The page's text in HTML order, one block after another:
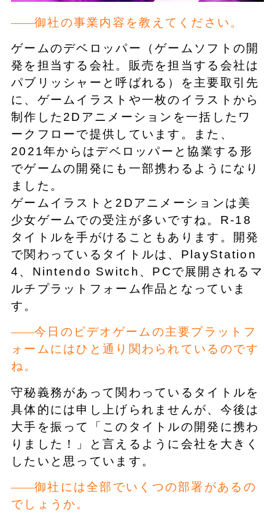
御社の事業内容を教えてください。
ゲームのデベロッパー（ゲームソフトの開
発を担当する会社。販売を担当する会社は
パブリッシャーと呼ばれる）を主要取引先
に、ゲームイラストや一枚のイラストから
制作した2Dアニメーションを一括したワ
ークフローで提供しています。また、
2021年からはデベロッパーと協業する形
でゲームの開発にも一部携わるようになり
ました。
ゲームイラストと2Dアニメーションは美
少女ゲームでの受注が多いですね。R-18
タイトルを手がけることもあります。開発
で関わっているタイトルは、PlayStation
4、Nintendo Switch、PCで展開されるマ
ルチプラットフォーム作品となっていま
す。
今日のビデオゲームの主要プラットフ
ォームにはひと通り関わられているのです
ね。
守秘義務があって関わっているタイトルを
具体的には申し上げられませんが、今後は
大手を振って「このタイトルの開発に携わ
りました！」と言えるように会社を大きく
したいと思っています。
御社には全部でいくつの部署があるの
でしょうか。